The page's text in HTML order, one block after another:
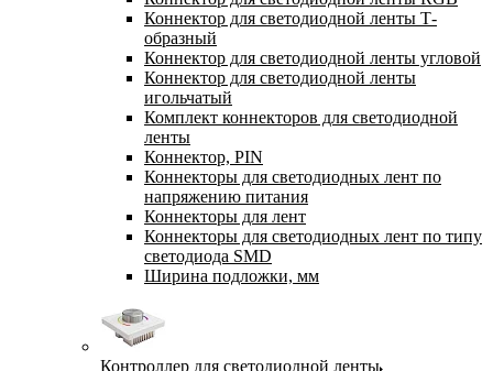
Коннектор для светодиодной ленты Т-
образный
Коннектор для светодиодной ленты угловой
Коннектор для светодиодной ленты
игольчатый
Комплект коннекторов для светодиодной
ленты
Коннектор, PIN
Коннекторы для светодиодных лент по
напряжению питания
Коннекторы для лент
Коннекторы для светодиодных лент по типу
светодиода SMD
Ширина подложки, мм
Контроллер для светодиодной ленты